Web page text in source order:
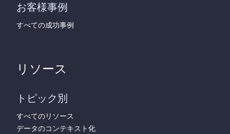
お客様事例
すべての成功事例
リソース
トピック別
すべてのリソース
データのコンテキスト化